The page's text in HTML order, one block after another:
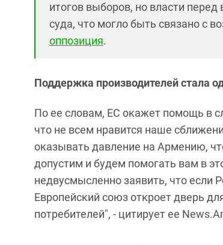
итогов выборов, но власти
суда, что могло быть связано с
оппозиция.
Поддержка производителей стала
По ее словам, ЕС окажет помощь в
что не всем нравится наше
оказывать давление на Армению,
допустим и будем помогать вам в
недвусмысленно заявить, что если
Европейский союз откроет дверь
потребителей", - цитирует ее